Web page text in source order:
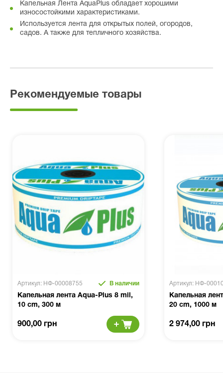
Капельная Лента AquaPlus обладает хорошими
износостойкими характеристиками.
Используется лента для открытых полей, огородов,
садов. А также для тепличного хозяйства.
Рекомендуемые товары
Артикул: НФ-00008755 В наличии
Капельная лента Aqua-Plus 8 mil,
10 cm, 300 м
900,00 грн
Артикул: НФ-
Капельная
20 cm, 1000 м
2 974,00 грн